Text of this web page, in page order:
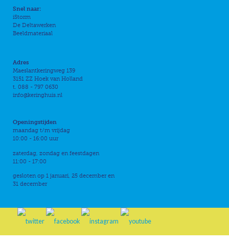
Snel naar:
iStorm
De Deltawerken
Beeldmateriaal
Adres
Maeslantkeringweg 139
3151 ZZ Hoek van Holland
t. 088 - 797 0630
info@keringhuis.nl
Openingstijden
maandag t/m vrijdag
10:00 - 16:00 uur
zaterdag, zondag en feestdagen
11:00 - 17:00
gesloten op 1 januari, 25 december en
31 december